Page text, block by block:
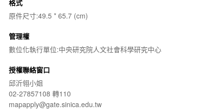
格式
原件尺寸:49.5 * 65.7 (cm)
管理權
數位化執行單位:中央研究院人文社會科學研究中心
授權聯絡窗口
邱沂翎小姐
02-27857108 轉110
mapapply@gate.sinica.edu.tw